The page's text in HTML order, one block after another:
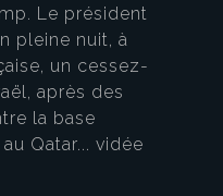
Le président
pleine nuit, à
un cessez-
après des
la base
Qatar... vidée